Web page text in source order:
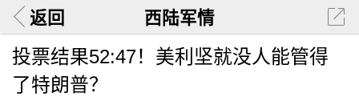
返回 西陆军情
投票结果52:47！美利坚就没人能管得
了特朗普？